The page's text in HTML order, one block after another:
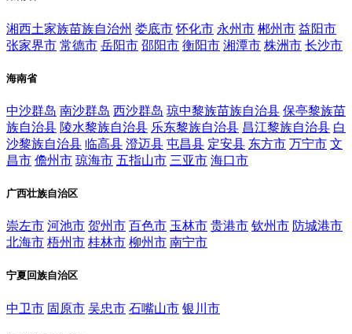
湘西土家族苗族自治州 娄底市 怀化市 永州市 郴州市 益阳市
张家界市 常德市 岳阳市 邵阳市 衡阳市 湘潭市 株洲市 长沙市
海南省
中沙群岛 南沙群岛 西沙群岛 琼中黎族苗族自治县 保亭黎族苗
族自治县 陵水黎族自治县 乐东黎族自治县 昌江黎族自治县 白
沙黎族自治县 临高县 澄迈县 屯昌县 定安县 东方市 万宁市 文
昌市 儋州市 琼海市 五指山市 三亚市 海口市
广西壮族自治区
崇左市 河池市 贺州市 百色市 玉林市 贵港市 钦州市 防城港市
北海市 梧州市 桂林市 柳州市 南宁市
宁夏回族自治区
中卫市 固原市 吴忠市 石嘴山市 银川市